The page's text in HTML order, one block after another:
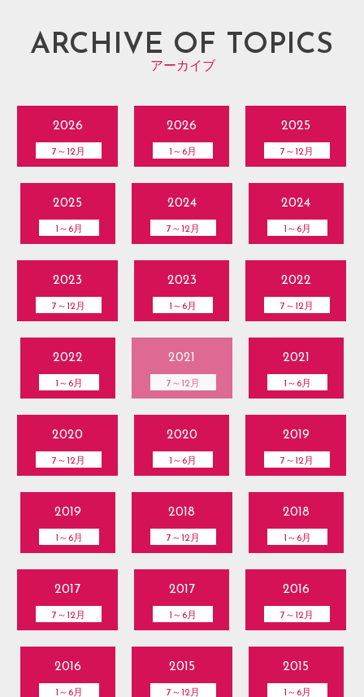
ARCHIVE OF TOPICS
アーカイブ
2026
7～12月
2026
1～6月
2025
7～12月
2025
1～6月
2024
7～12月
2024
1～6月
2023
7～12月
2023
1～6月
2022
7～12月
2022
1～6月
2021
7～12月
2021
1～6月
2020
7～12月
2020
1～6月
2019
7～12月
2019
1～6月
2018
7～12月
2018
1～6月
2017
7～12月
2017
1～6月
2016
7～12月
2016
1～6月
2015
7～12月
2015
1～6月